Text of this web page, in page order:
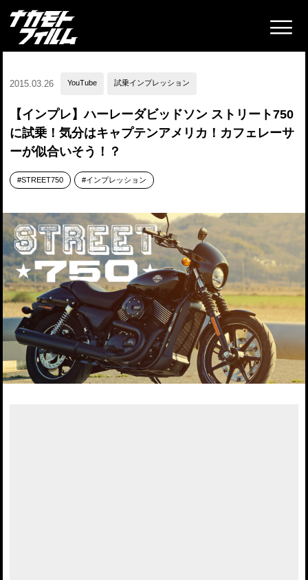
2015.03.26 YouTube 試乗インプレッション
【インプレ】ハーレーダビッドソン ストリート750
に試乗！気分はキャプテンアメリカ！カフェレーサ
ーが似合いそう！？
STREET750 インプレッション